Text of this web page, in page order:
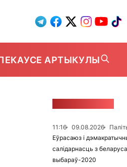
УСЕ АРТЫКУЛЫ
11:16 09.08.2026
Еўрасаюз і
салідарнасць з
выбараў-2020